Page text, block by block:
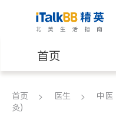
首页
医生
首页 医生 中医
灸)